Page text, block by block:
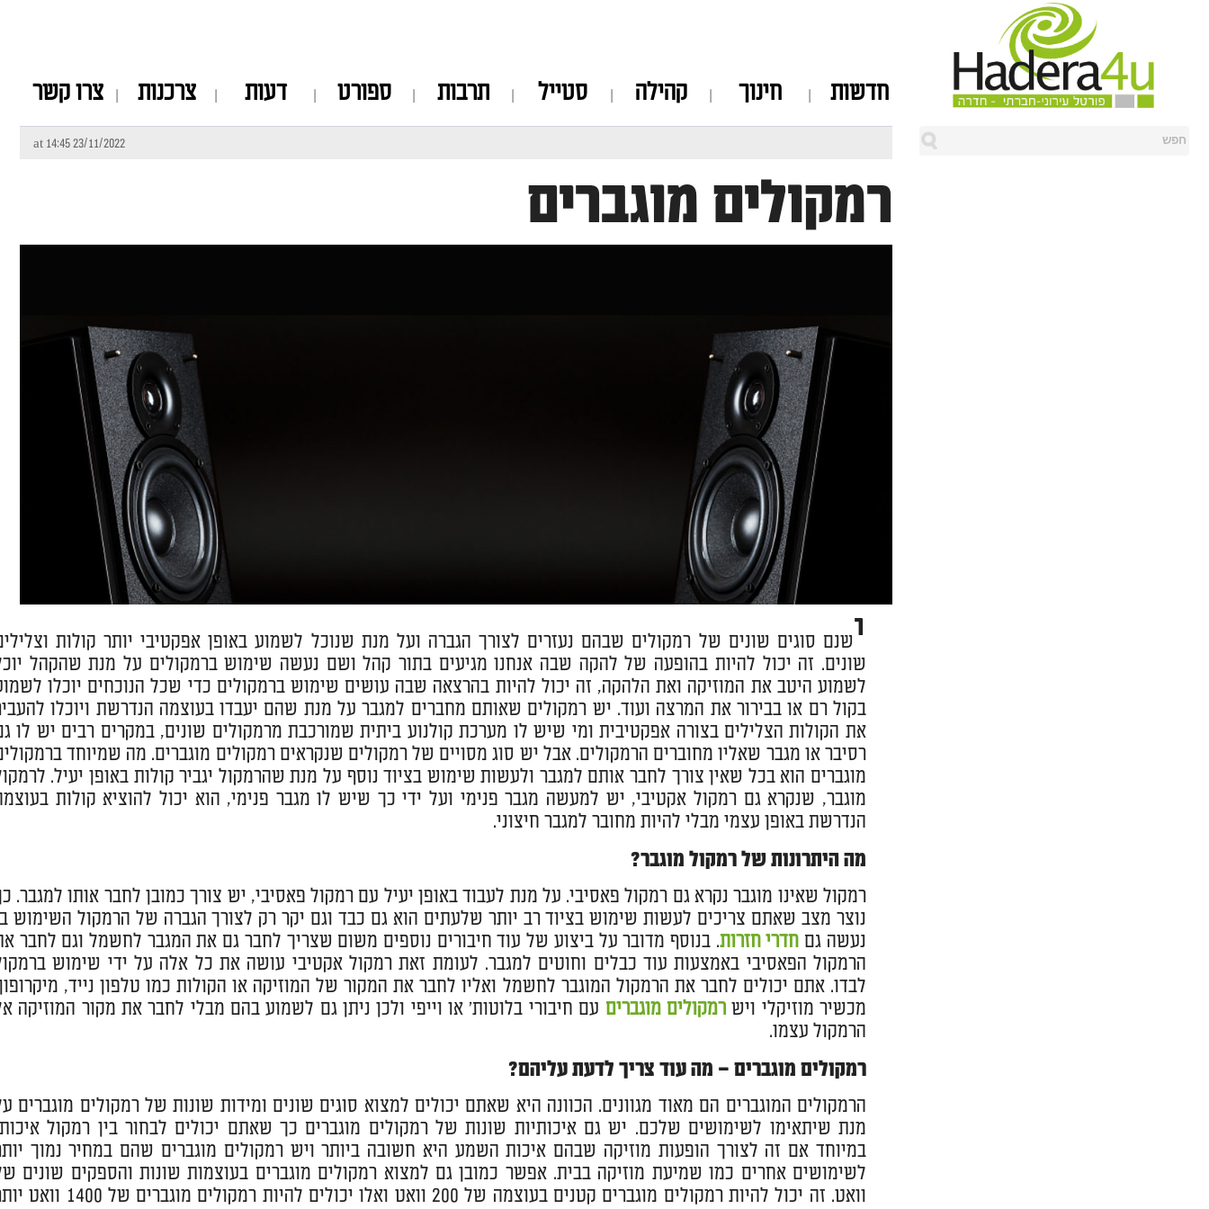
חדשות חינוך קהילה סטייל תרבות ספורט דעות צרכנות צרו קשר
23/11/2022 at 14:45
רמקולים מוגברים
ישנם סוגים שונים של רמקולים שבהם נעזרים לצורך הגברה ועל מנת שנוכל לשמוע באופן אפקטיבי יותר קולות
שונים. זה יכול להיות בהופעה של להקה שבה אנחנו מגיעים בתור קהל ושם נעשה שימוש ברמקולים על מנת שהקהל
לשמוע היטב את המוזיקה ואת הלהקה, זה יכול להיות בהרצאה שבה עושים שימוש ברמקולים כדי שכל הנוכחים יוכלו
בקול רם או בבירור את המרצה ועוד. יש רמקולים שאותם מחברים למגבר על מנת שהם יעבדו בעוצמה הנדרשת ויוכלו
את הקולות הצלילים בצורה אפקטיבית ומי שיש לו מערכת קולנוע ביתית שמורכבת מרמקולים שונים, במקרים רבים יש לו
רסיבר או מגבר שאליו מחוברים הרמקולים. אבל יש סוג מסויים של רמקולים שנקראים רמקולים מוגברים. מה שמיוחד
מוגברים הוא בכל שאין צורך לחבר אותם למגבר ולעשות שימוש בציוד נוסף על מנת שהרמקול יגביר קולות באופן יעיל.
מוגבר, שנקרא גם רמקול אקטיבי, יש למעשה מגבר פנימי ועל ידי כך שיש לו מגבר פנימי, הוא יכול להוציא קולות
הנדרשת באופן עצמי מבלי להיות מחובר למגבר חיצוני.
מה היתרונות של רמקול מוגבר?
רמקול שאינו מוגבר נקרא גם רמקול פאסיבי. על מנת לעבוד באופן יעיל עם רמקול פאסיבי, יש צורך כמובן לחבר אותו למגבר.
נוצר מצב שאתם צריכים לעשות שימוש בציוד רב יותר שלעתים הוא גם כבד וגם יקר רק לצורך הגברה של הרמקול השימוש
נעשה גם חדרי חזרות. בנוסף מדובר על ביצוע של עוד חיבורים נוספים משום שצריך לחבר גם את המגבר לחשמל וגם לחבר
הרמקול הפאסיבי באמצעות עוד כבלים וחוטים למגבר. לעומת זאת רמקול אקטיבי עושה את כל אלה על ידי שימוש
לבדו. אתם יכולים לחבר את הרמקול המוגבר לחשמל ואליו לחבר את המקור של המוזיקה או הקולות כמו טלפון נייד,
מכשיר מוזיקלי וישרמקולים מוגברים עם חיבורי בלוטות' או וייפי ולכן ניתן גם לשמוע בהם מבלי לחבר את מקור המוזיקה
הרמקול עצמו.
רמקולים מוגברים – מה עוד צריך לדעת עליהם?
הרמקולים המוגברים הם מאוד מגוונים. הכוונה היא שאתם יכולים למצוא סוגים שונים ומידות שונות של רמקולים מוגברים
מנת שיתאימו לשימושים שלכם. יש גם איכותיות שונות של רמקולים מוגברים כך שאתם יכולים לבחור בין רמקול
במיוחד אם זה לצורך הופעות מוזיקה שבהם איכות השמע היא חשובה ביותר ויש רמקולים מוגברים שהם במחיר נמוך
לשימושים אחרים כמו שמיעת מוזיקה בבית. אפשר כמובן גם למצוא רמקולים מוגברים בעוצמות שונות והספקים שונים
וואט. זה יכול להיות רמקולים מוגברים קטנים בעוצמה של 200 וואט ואלו יכולים להיות רמקולים מוגברים